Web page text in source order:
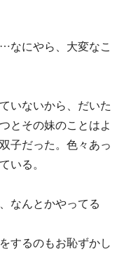
なにやら、大変なこ
いないから、だいた
とその妹のことはよ
子だった。色々あっ
いる。
なんとかやってる
するのもお恥ずかし